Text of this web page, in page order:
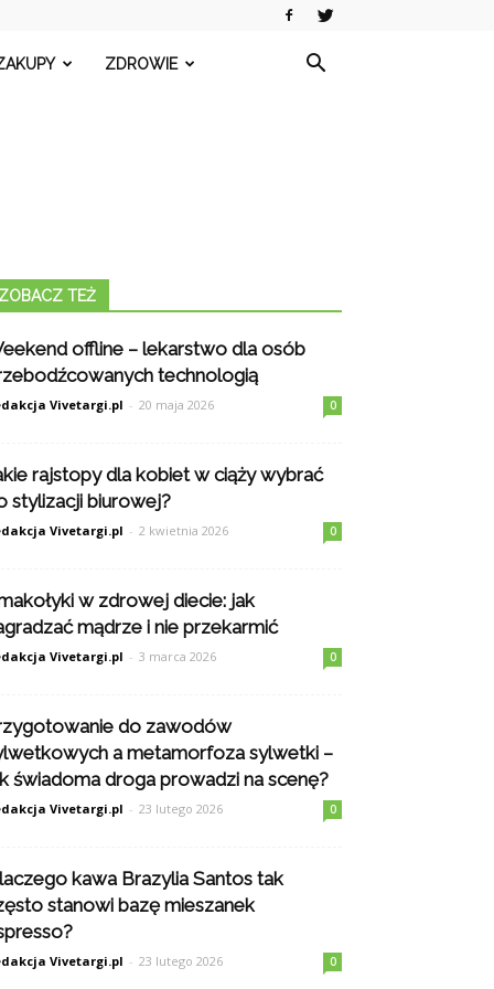
ZDROWIE
ZOBACZ TEŻ
offline – lekarstwo dla osób
technologią
Vivetargi.pl - 20 maja 2026 0
rajstopy dla kobiet w ciąży wybrać
stylizacji biurowej?
Vivetargi.pl - 2 kwietnia 2026 0
w zdrowej diecie: jak
mądrze i nie przekarmić
Vivetargi.pl - 3 marca 2026 0
do zawodów
a metamorfoza sylwetki –
świadoma droga prowadzi na scenę?
Vivetargi.pl - 23 lutego 2026 0
kawa Brazylia Santos tak
stanowi bazę mieszanek
Vivetargi.pl - 23 lutego 2026 0